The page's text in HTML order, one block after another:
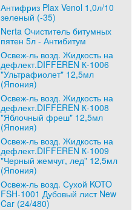
Антифриз Plax Venol 1,0л/10
зеленый (-35)
Nerta Очиститель битумных
пятен 5л - Антибитум
Освеж-ль возд. Жидкость на
дефлект.DIFFEREN К-1006
"Ультрафиолет" 12,5мл
(Япония)
Освеж-ль возд. Жидкость на
дефлект.DIFFEREN К-1008
"Яблочный фреш" 12,5мл
(Япония)
Освеж-ль возд. Жидкость на
дефлект.DIFFEREN К-1009
"Черный жемчуг, лед" 12,5мл
(Япония)
Освеж-ль возд. Сухой KOTO
FSH-1001 Дубовый лист New
Car (24/480)